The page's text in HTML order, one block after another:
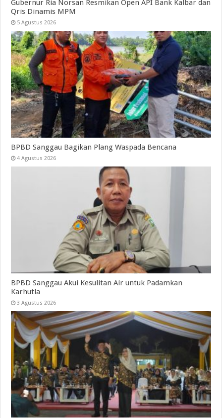
Gubernur Ria Norsan Resmikan Open API Bank Kalbar dan
Qris Dinamis MPM
5 Agustus 2026
BPBD Sanggau Bagikan Plang Waspada Bencana
4 Agustus 2026
BPBD Sanggau Akui Kesulitan Air untuk Padamkan
Karhutla
3 Agustus 2026